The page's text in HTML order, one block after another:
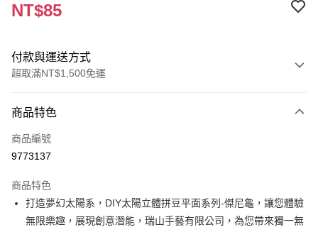
NT$85
付款與運送方式
超取滿NT$1,500免運
信用卡一次付款
超商取貨付款
街口支付
悠遊付
商品特色
商品編號
9773137
商品特色
打造夢幻太陽系，DIY太陽立體拼豆平面系列-傑尼龜，讓您體驗
無限樂趣，展現創意潛能，瑞山手藝有限公司，為您帶來獨一無